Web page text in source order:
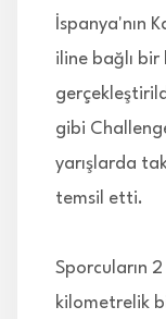
İspanya'nın
iline bağlı bir
gibi
yarışlarda
temsil etti.
Sporcuların
kilometrelik